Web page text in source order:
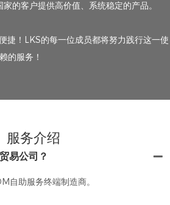
的客户提供高价值、系统稳定的产品。
捷！LKS的每一位成员都将努力践行这一使
的服务！
服务介绍
易公司？
自助服务终端制造商。